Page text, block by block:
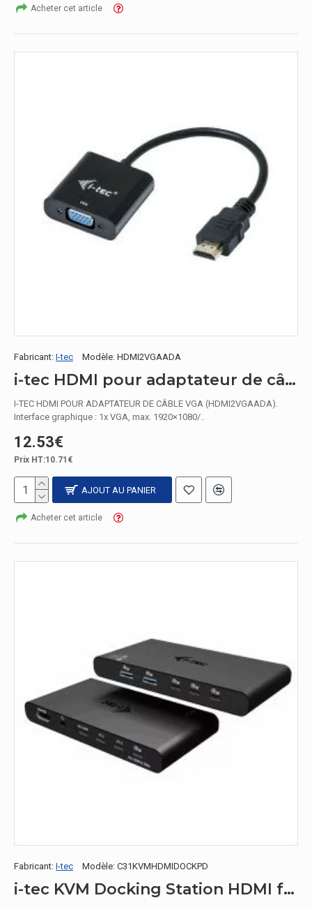
Acheter cet article
Fabricant: I-tec Modèle: HDMI2VGAADA
i-tec HDMI pour adaptateur de câble VGA
I-TEC HDMI POUR ADAPTATEUR DE CÂBLE VGA (HDMI2VGAADA).
Interface graphique : 1x VGA, max. 1920×1080/..
12.53€
Prix HT:10.71€
AJOUT AU PANIER
Acheter cet article
Fabricant: I-tec Modèle: C31KVMHDMIDOCKPD
i-tec KVM Docking Station HDMI for 2 hosts, Power Delivery 2x 100W